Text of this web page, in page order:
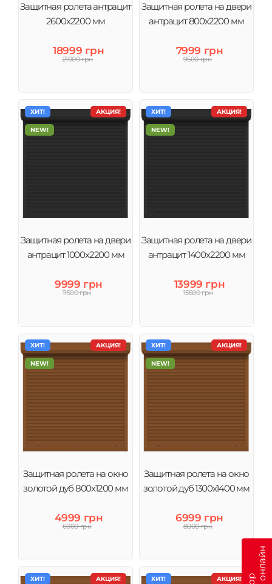
Защитная ролета антрацит
2600х2200 мм
18999 грн
21000 грн
Защитная ролета на двери
антрацит 800х2200 мм
7999 грн
9500 грн
АКЦИЯ!
ХИТ!
NEW!
Защитная ролета на двери
антрацит 1000х2200 мм
9999 грн
11500 грн
АКЦИЯ!
ХИТ!
NEW!
Защитная ролета на двери
антрацит 1400х2200 мм
13999 грн
15500 грн
АКЦИЯ!
ХИТ!
NEW!
Защитная ролета на окно
золотой дуб 800х1200 мм
4999 грн
6000 грн
АКЦИЯ!
ХИТ!
NEW!
Защитная ролета на окно
золотой дуб 1300х1400 мм
6999 грн
8000 грн
АКЦИЯ!
ХИТ! АКЦИЯ!
ХИТ!